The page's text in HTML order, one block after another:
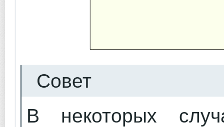
Совет
В некоторых